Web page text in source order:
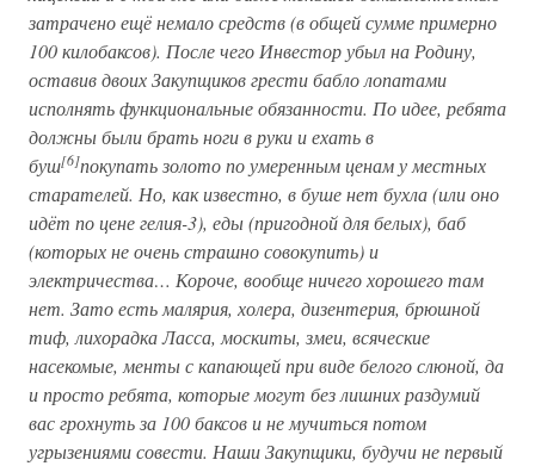
затрачено ещё немало средств (в общей сумме примерно
100 килобаксов). После чего Инвестор убыл на Родину,
оставив двоих Закупщиков грести бабло лопатами
исполнять функциональные обязанности. По идее, ребята
должны были брать ноги в руки и ехать в
буш[6]покупать золото по умеренным ценам у местных
старателей. Но, как известно, в буше нет бухла (или оно
идёт по цене гелия-3), еды (пригодной для белых), баб
(которых не очень страшно совокупить) и
электричества… Короче, вообще ничего хорошего там
нет. Зато есть малярия, холера, дизентерия, брюшной
тиф, лихорадка Ласса, москиты, змеи, всяческие
насекомые, менты с капающей при виде белого слюной, да
и просто ребята, которые могут без лишних раздумий
вас грохнуть за 100 баксов и не мучиться потом
угрызениями совести. Наши Закупщики, будучи не первый